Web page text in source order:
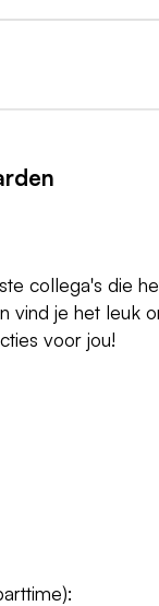
collega's die
vind je het leuk
voor jou!